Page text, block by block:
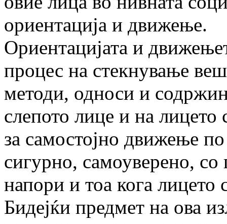
ориентација и движење.
Ориентацијата и
процес на стекнување
методи, односи и
слепото лице и на
за самостојно движење
сигурно, самоуверено,
напори и тоа кога лицето
Бидејќи предмет на ова